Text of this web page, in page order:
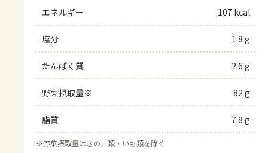
エネルギー 107 kcal
塩分 1.8 g
たんぱく質 2.6 g
野菜摂取量※ 82 g
脂質 7.8 g
※野菜摂取量はきのこ類・いも類を除く